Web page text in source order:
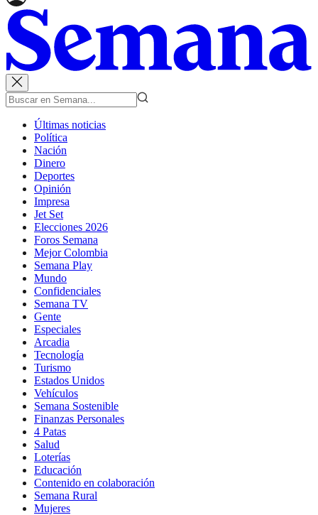
Últimas noticias
Política
Nación
Dinero
Deportes
Opinión
Impresa
Jet Set
Elecciones 2026
Foros Semana
Mejor Colombia
Semana Play
Mundo
Confidenciales
Semana TV
Gente
Especiales
Arcadia
Tecnología
Turismo
Estados Unidos
Vehículos
Semana Sostenible
Finanzas Personales
4 Patas
Salud
Loterías
Educación
Contenido en colaboración
Semana Rural
Mujeres